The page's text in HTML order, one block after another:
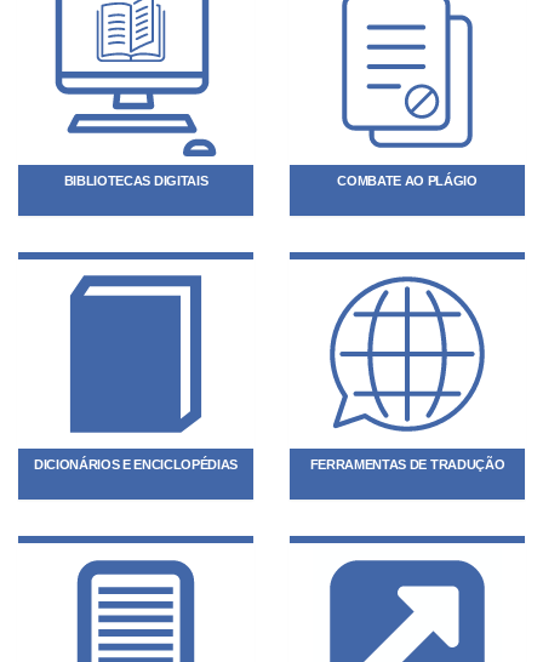
BIBLIOTECAS DIGITAIS COMBATE AO PLÁGIO
DICIONÁRIOS E ENCICLOPÉDIAS FERRAMENTAS DE TRADUÇÃO